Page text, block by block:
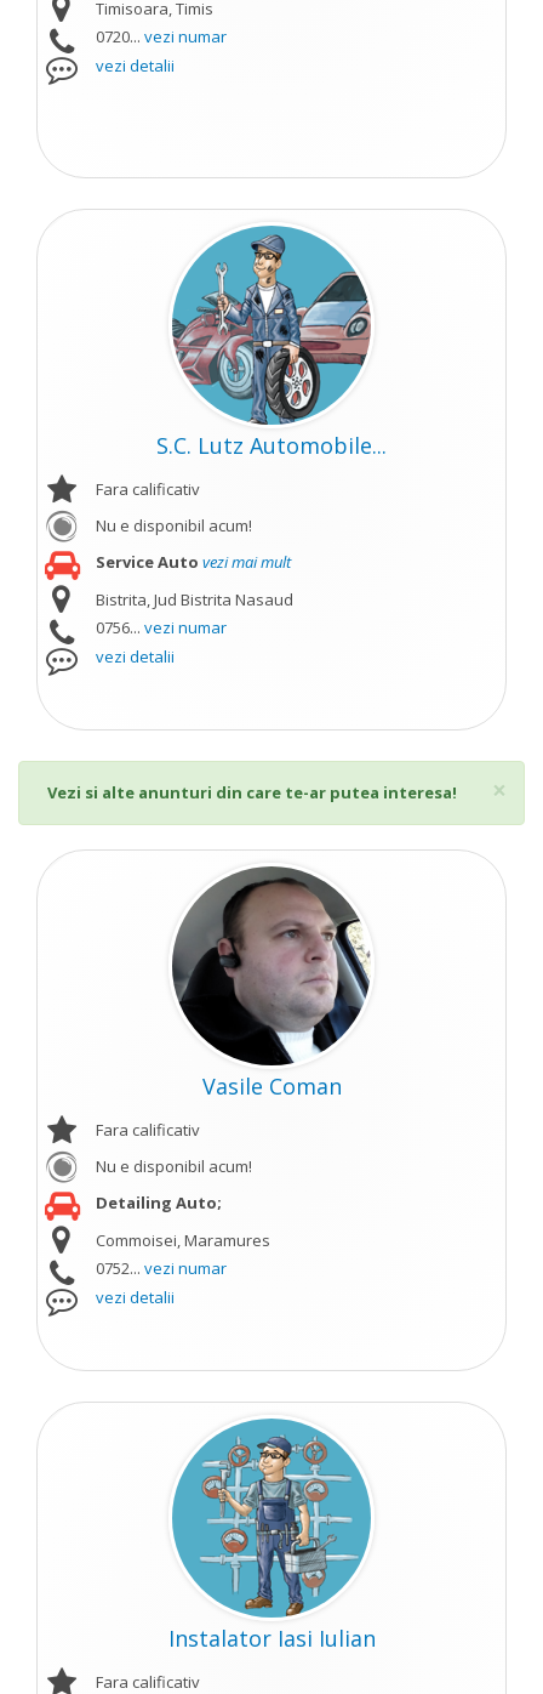
Timisoara, Timis
0720... vezi numar
vezi detalii
S.C. Lutz Automobile...
Fara calificativ
Nu e disponibil acum!
Service Auto vezi mai mult
Bistrita, Jud Bistrita Nasaud
0756... vezi numar
vezi detalii
×
Vezi si alte anunturi din care te-ar putea interesa!
Vasile Coman
Fara calificativ
Nu e disponibil acum!
Detailing Auto;
Commoisei, Maramures
0752... vezi numar
vezi detalii
Instalator Iasi Iulian
Fara calificativ